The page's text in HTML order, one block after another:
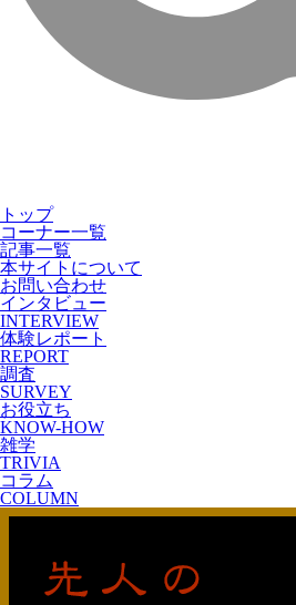
トップ
コーナー一覧
記事一覧
本サイトについて
お問い合わせ
インタビュー
INTERVIEW
体験レポート
REPORT
調査
SURVEY
お役立ち
KNOW-HOW
雑学
TRIVIA
コラム
COLUMN